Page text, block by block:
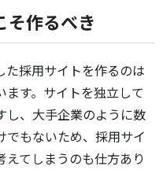
そ作るべき
た採用サイトを作るのは
す。サイトを独立して
し、大手企業のように数
でもないため、採用サイ
えてしまうのも仕方あり